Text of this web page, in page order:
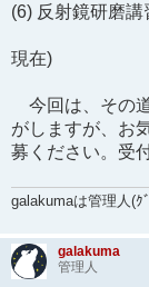
(6) 反射鏡研磨講
現在)
今回は、その
がしますが、お
募ください。受
galakumaは管理人(ｸ
galakuma
管理人